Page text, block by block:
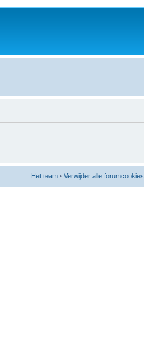
Het team • Verwijder alle forumcookies